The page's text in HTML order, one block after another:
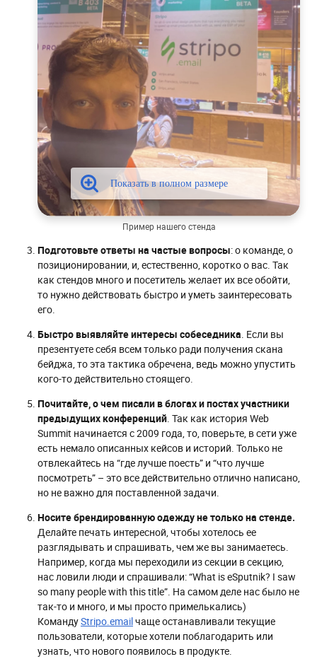
Пример нашего стенда
Подготовьте ответы на частые вопросы: о команде, о
позиционировании, и, естественно, коротко о вас. Так
как стендов много и посетитель желает их все обойти,
то нужно действовать быстро и уметь заинтересовать
его.
Быстро выявляйте интересы собеседника. Если вы
презентуете себя всем только ради получения скана
бейджа, то эта тактика обречена, ведь можно упустить
кого-то действительно стоящего.
Почитайте, о чем писали в блогах и постах участники
предыдущих конференций. Так как история Web
Summit начинается с 2009 года, то, поверьте, в сети уже
есть немало описанных кейсов и историй. Только не
отвлекайтесь на “где лучше поесть” и “что лучше
посмотреть” – это все действительно отлично написано,
но не важно для поставленной задачи.
Носите брендированную одежду не только на стенде.
Делайте печать интересной, чтобы хотелось ее
разглядывать и спрашивать, чем же вы занимаетесь.
Например, когда мы переходили из секции в секцию,
нас ловили люди и спрашивали: “What is eSputnik? I saw
so many people with this title”. На самом деле нас было не
так-то и много, и мы просто примелькались)
КомандуStripo.emailчаще останавливали текущие
пользователи, которые хотели поблагодарить или
узнать, что нового появилось в продукте.